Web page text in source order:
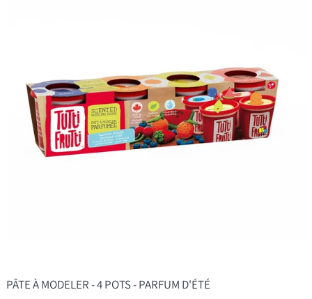
PÂTE À MODELER - 4 POTS - PARFUM D'ÉTÉ